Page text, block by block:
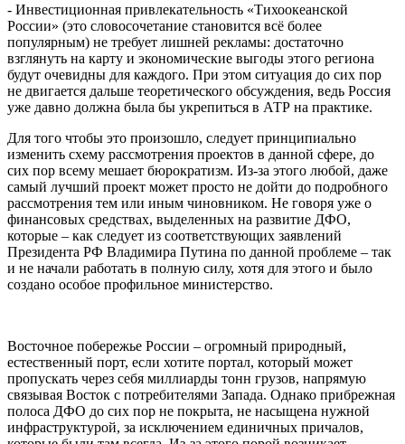
- Инвестиционная привлекательность «Тихоокеанской
России» (это словосочетание становится всё более
популярным) не требует лишней рекламы: достаточно
взглянуть на карту и экономические выгоды этого региона
будут очевидны для каждого. При этом ситуация до сих пор
не двигается дальше теоретического обсуждения, ведь Россия
уже давно должна была бы укрепиться в АТР на практике.
Для того чтобы это произошло, следует принципиально
изменить схему рассмотрения проектов в данной сфере, до
сих пор всему мешает бюрократизм. Из-за этого любой, даже
самый лучший проект может просто не дойти до подробного
рассмотрения тем или иным чиновником. Не говоря уже о
финансовых средствах, выделенных на развитие ДФО,
которые – как следует из соответствующих заявлений
Президента РФ Владимира Путина по данной проблеме – так
и не начали работать в полную силу, хотя для этого и было
создано особое профильное министерство.
Восточное побережье России – огромный природный,
естественный порт, если хотите портал, который может
пропускать через себя миллиарды тонн грузов, напрямую
связывая Восток с потребителями Запада. Однако прибрежная
полоса ДФО до сих пор не покрыта, не насыщена нужной
инфраструктурой, за исключением единичных причалов,